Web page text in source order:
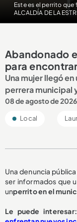
Este es el perrito
ALCALDÍA DE LA
Abandonado
para
Una mujer llegó
perrera municipal
08 de agosto de 2026
Local
Una denuncia
ser informados que
unperrito en el
Le puede interesar: